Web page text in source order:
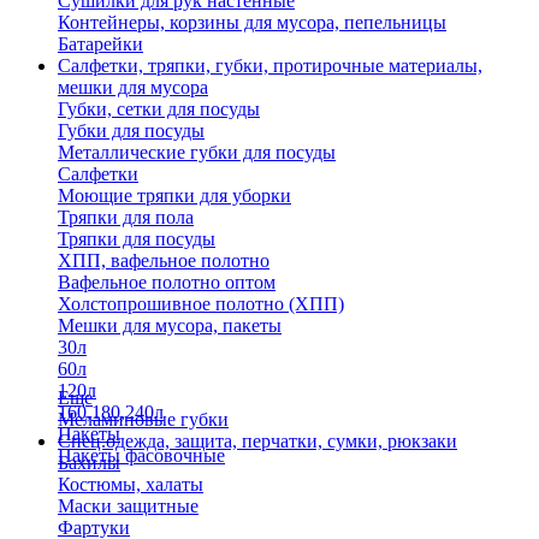
Контейнеры, корзины для мусора, пепельницы
Батарейки
Салфетки, тряпки, губки, протирочные материалы,
мешки для мусора
Губки, сетки для посуды
Губки для посуды
Металлические губки для посуды
Салфетки
Моющие тряпки для уборки
Тряпки для пола
Тряпки для посуды
ХПП, вафельное полотно
Вафельное полотно оптом
Холстопрошивное полотно (ХПП)
Мешки для мусора, пакеты
30л
60л
120л
160,180,240л
Пакеты
Пакеты фасовочные
Еще
Меламиновые губки
Спец.одежда, защита, перчатки, сумки, рюкзаки
Бахилы
Костюмы, халаты
Маски защитные
Фартуки